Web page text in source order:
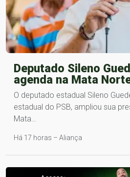
Deputado Sileno
agenda na Mata
O deputado estadual Sileno
estadual do PSB, ampliou sua
Mata…
Há 17 horas – Aliança